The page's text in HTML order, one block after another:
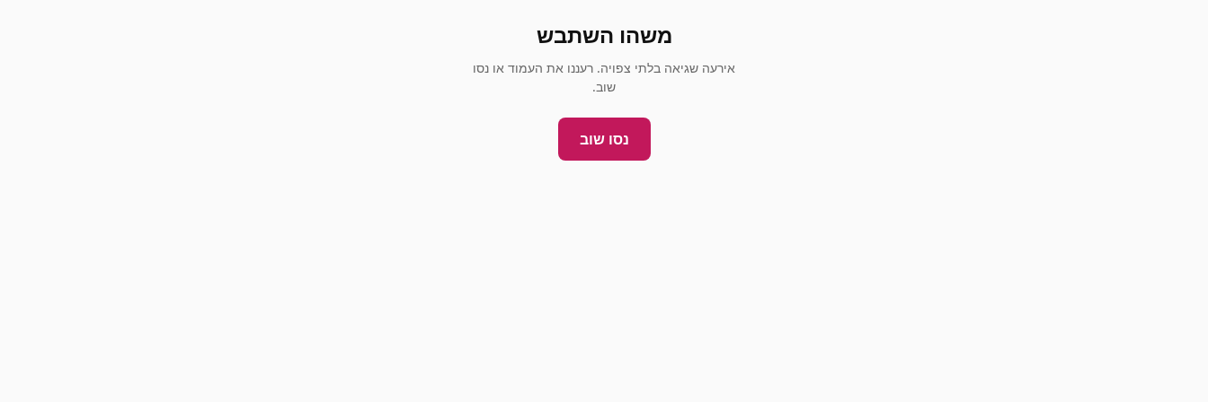
משהו השתבש
אירעה שגיאה בלתי צפויה. רעננו את העמוד או נסו
שוב.
נסו שוב